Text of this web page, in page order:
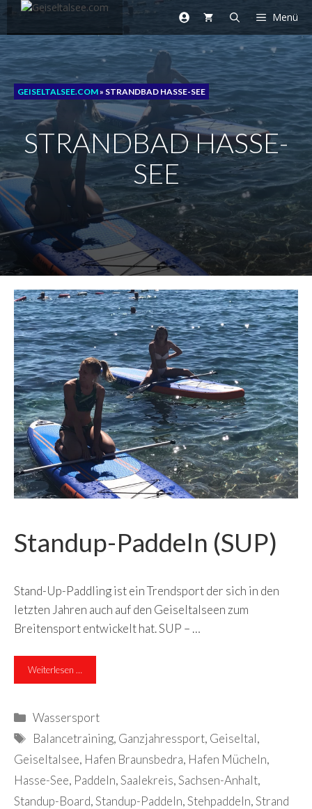
Zum
springen
Menü
GEISELTALSEE.COM» STRANDBAD HASSE-SEE
STRANDBAD HASSE-
SEE
Standup-Paddeln (SUP)
Stand-Up-Paddling ist ein Trendsport der sich in den
letzten Jahren auch auf den Geiseltalseen zum
Breitensport entwickelt hat. SUP – …
Weiterlesen …
Kategorien
Wassersport
Schlagwörter
Balancetraining, Ganzjahressport, Geiseltal,
Geiseltalsee, Hafen Braunsbedra, Hafen Mücheln,
Hasse-See, Paddeln,Saalekreis,Sachsen-Anhalt,
Standup-Board,Standup-Paddeln,Stehpaddeln,Strand